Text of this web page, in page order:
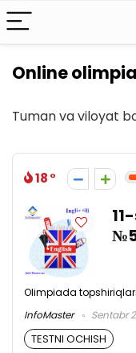
Online
Tuman va viloyat
18
Olimpiada
InfoMaster
Sentabr
TESTNI OCHISH